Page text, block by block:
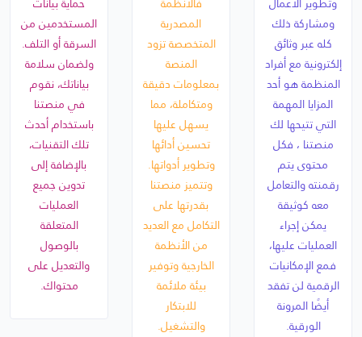
ومشاركة ذلك
كله عبر وثائق
إلكترونية مع أفراد
المنظمة هو أحد
المزايا المهمة
التي تتيحها لك
منصتنا ، فكل
محتوى يتم
رقمنته والتعامل
معه كوثيقة
يمكن إجراء
العمليات عليها،
فمع الإمكانيات
الرقمية لن تفقد
أيضًا المرونة
الورقية.
المصدرية
المتخصصة تزود
المنصة
بمعلومات دقيقة
ومتكاملة، مما
يسهل عليها
تحسين أدائها
وتطوير أدواتها.
وتتميز منصتنا
بقدرتها على
التكامل مع العديد
من الأنظمة
الخارجية وتوفير
بيئة ملائمة
للابتكار
والتشغيل.
المستخدمين من
السرقة أو التلف.
ولضمان سلامة
بياناتك، نقوم
في منصتنا
باستخدام أحدث
تلك التقنيات،
بالإضافة إلى
تدوين جميع
العمليات
المتعلقة
بالوصول
والتعديل على
محتواك.